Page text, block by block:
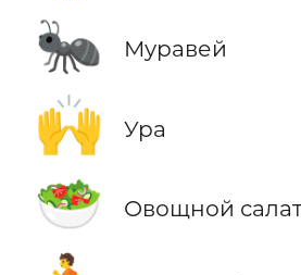
🐜 Муравей
🙌 Ура
🥗 Овощной